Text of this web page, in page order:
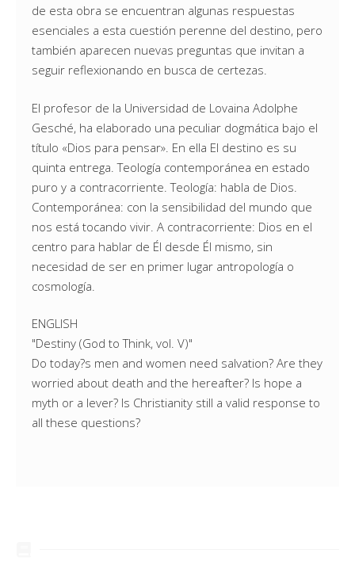
de esta obra se encuentran algunas respuestas
esenciales a esta cuestión perenne del destino, pero
también aparecen nuevas preguntas que invitan a
seguir reflexionando en busca de certezas.
El profesor de la Universidad de Lovaina Adolphe
Gesché, ha elaborado una peculiar dogmática bajo el
título «Dios para pensar». En ella El destino es su
quinta entrega. Teología contemporánea en estado
puro y a contracorriente. Teología: habla de Dios.
Contemporánea: con la sensibilidad del mundo que
nos está tocando vivir. A contracorriente: Dios en el
centro para hablar de Él desde Él mismo, sin
necesidad de ser en primer lugar antropología o
cosmología.
ENGLISH
"Destiny (God to Think, vol. V)"
Do today?s men and women need salvation? Are they
worried about death and the hereafter? Is hope a
myth or a lever? Is Christianity still a valid response to
all these questions?